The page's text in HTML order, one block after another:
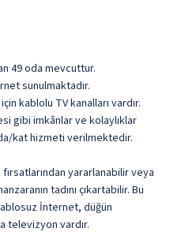
49 oda mevcuttur.
sunulmaktadır.
kablolu TV kanalları vardır.
gibi imkânlar ve kolaylıklar
kat hizmeti verilmektedir.
yararlanabilir veya
tadını çıkartabilir. Bu
İnternet, düğün
televizyon vardır.